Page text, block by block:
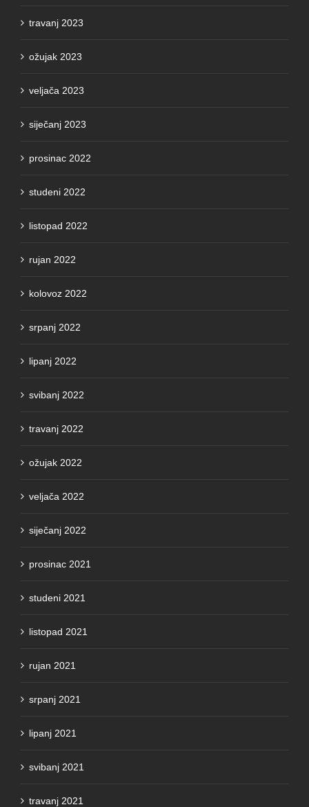
travanj 2023
ožujak 2023
veljača 2023
siječanj 2023
prosinac 2022
studeni 2022
listopad 2022
rujan 2022
kolovoz 2022
srpanj 2022
lipanj 2022
svibanj 2022
travanj 2022
ožujak 2022
veljača 2022
siječanj 2022
prosinac 2021
studeni 2021
listopad 2021
rujan 2021
srpanj 2021
lipanj 2021
svibanj 2021
travanj 2021